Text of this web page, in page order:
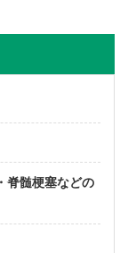
脊髄梗塞などの